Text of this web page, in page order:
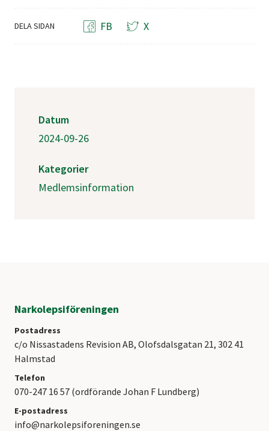
DELA SIDAN FB X
Datum
2024-09-26
Kategorier
Medlemsinformation
Narkolepsiföreningen
Postadress
c/o Nissastadens Revision AB, Olofsdalsgatan 21, 302 41
Halmstad
Telefon
070-247 16 57 (ordförande Johan F Lundberg)
E-postadress
info@narkolepsiforeningen.se